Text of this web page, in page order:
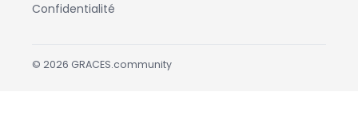
Confidentialité
© 2026 GRACES.community